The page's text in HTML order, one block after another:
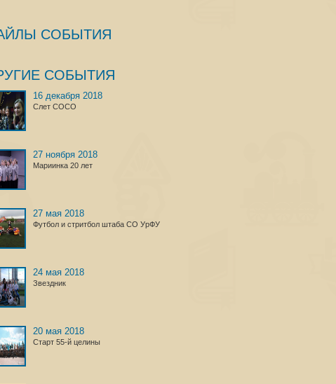
СОБЫТИЯ
СОБЫТИЯ
16 декабря 2018
Слет СОСО
27 ноября 2018
Мариинка 20 лет
27 мая 2018
Футбол и стритбол штаба СО УрФУ
24 мая 2018
Звездник
20 мая 2018
Старт 55-й целины